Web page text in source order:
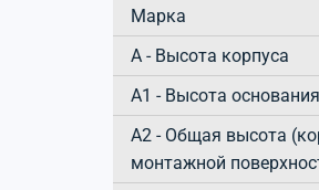
Марка
А - Высота корпуса
A1 - Высота
A2 - Общая высота
монтажной